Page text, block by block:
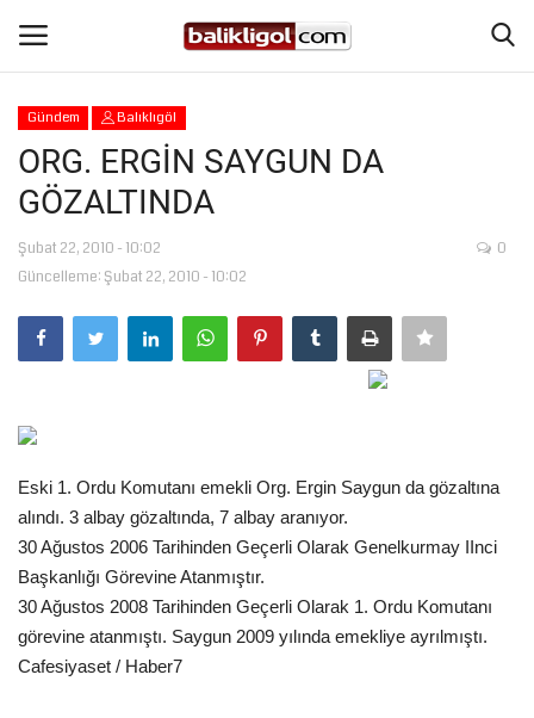
Giriş Yap
Anasayfa
Köşe Yazıları
Magazin
Spor
Gündem
Tekno Bilim
Gündem Balıklıgöl
ORG. ERGİN SAYGUN DA
GÖZALTINDA
Şubat 22, 2010 - 10:02
Güncelleme: Şubat 22, 2010 - 10:02
0
Eski 1. Ordu Komutanı emekli Org. Ergin Saygun da gözaltına
alındı. 3 albay gözaltında, 7 albay aranıyor.
30 Ağustos 2006 Tarihinden Geçerli Olarak Genelkurmay IInci
Başkanlığı Görevine Atanmıştır.
30 Ağustos 2008 Tarihinden Geçerli Olarak 1. Ordu Komutanı
görevine atanmıştı. Saygun 2009 yılında emekliye ayrılmıştı.
Cafesiyaset / Haber7